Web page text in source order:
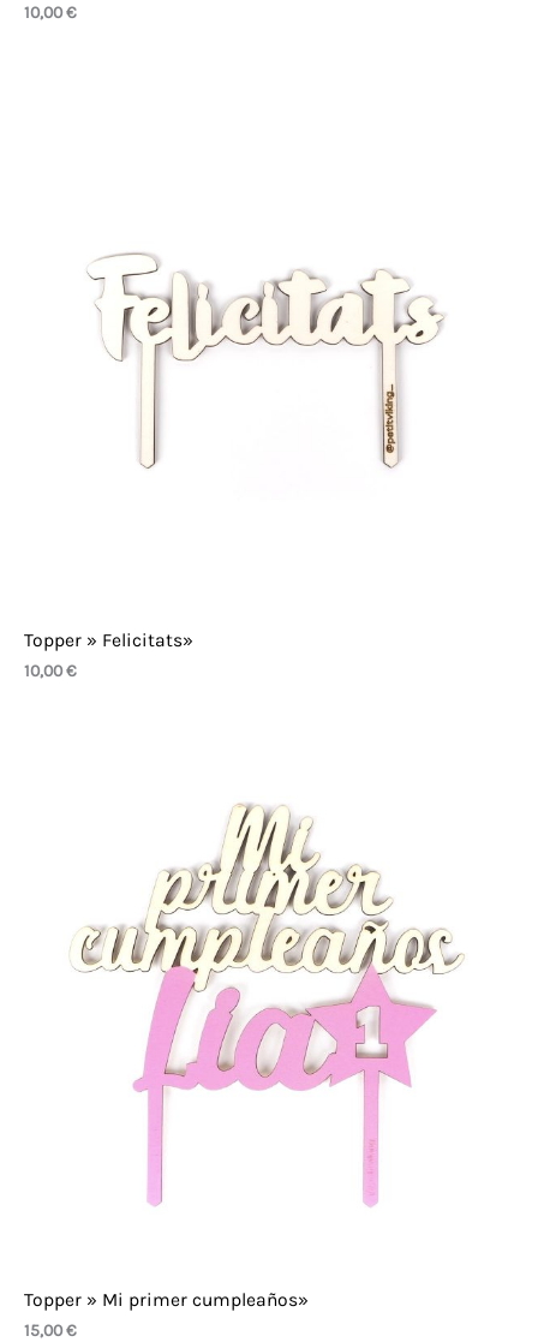
10,00€
Topper » Felicitats»
10,00€
Topper » Mi primer cumpleaños»
15,00€